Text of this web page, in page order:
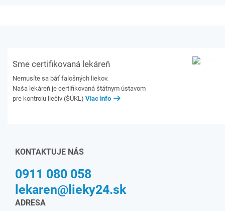
Sme certifikovaná lekáreň
Nemusíte sa báť falošných liekov.
Naša lekáreň je certifikovaná štátnym ústavom
pre kontrolu liečiv (ŠÚKL) Viac info
KONTAKTUJE NÁS
0911 080 058
lekaren@lieky24.sk
ADRESA